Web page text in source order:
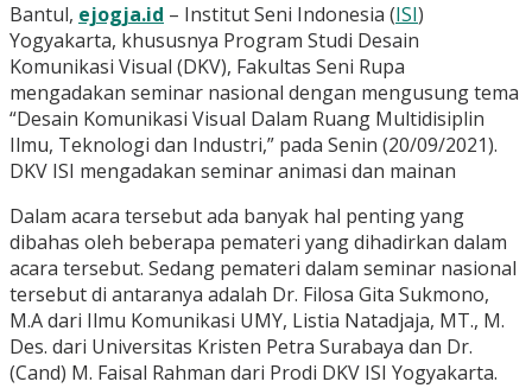
Bantul, ejogja.id – Institut Seni Indonesia (ISI)
Yogyakarta, khususnya Program Studi Desain
Komunikasi Visual (DKV), Fakultas Seni Rupa
mengadakan seminar nasional dengan mengusung tema
“Desain Komunikasi Visual Dalam Ruang Multidisiplin
Ilmu, Teknologi dan Industri,” pada Senin (20/09/2021).
DKV ISI mengadakan seminar animasi dan mainan
Dalam acara tersebut ada banyak hal penting yang
dibahas oleh beberapa pemateri yang dihadirkan dalam
acara tersebut. Sedang pemateri dalam seminar nasional
tersebut di antaranya adalah Dr. Filosa Gita Sukmono,
M.A dari Ilmu Komunikasi UMY, Listia Natadjaja, MT., M.
Des. dari Universitas Kristen Petra Surabaya dan Dr.
(Cand) M. Faisal Rahman dari Prodi DKV ISI Yogyakarta.